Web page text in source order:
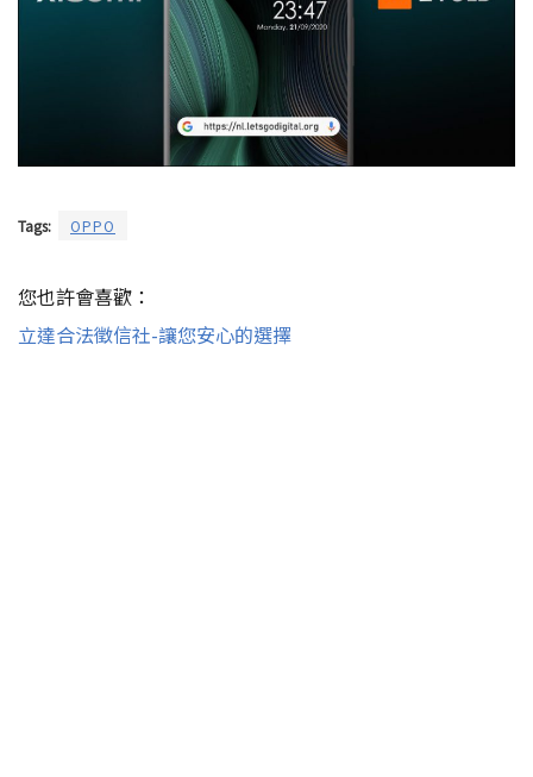
Tags: OPPO
您也許會喜歡：
立達合法徵信社-讓您安心的選擇